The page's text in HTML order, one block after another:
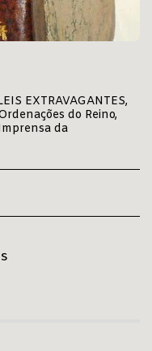
EXTRAVAGANTES,
do Reino,
da